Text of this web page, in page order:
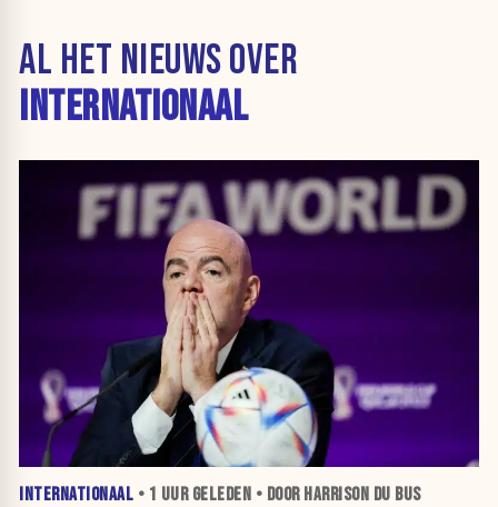
AL HET NIEUWS OVER
INTERNATIONAAL
INTERNATIONAAL • 1 UURGELEDEN • DOOR HARRISON DU BUS